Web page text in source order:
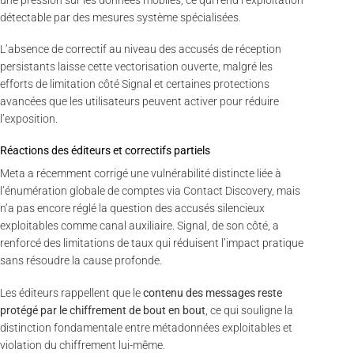
détectable par des mesures système spécialisées.
L’absence de correctif au niveau des accusés de réception
persistants laisse cette vectorisation ouverte, malgré les
efforts de limitation côté Signal et certaines protections
avancées que les utilisateurs peuvent activer pour réduire
l’exposition.
Réactions des éditeurs et correctifs partiels
Meta a récemment corrigé une vulnérabilité distincte liée à
l’énumération globale de comptes via Contact Discovery, mais
n’a pas encore réglé la question des accusés silencieux
exploitables comme canal auxiliaire. Signal, de son côté, a
renforcé des limitations de taux qui réduisent l’impact pratique
sans résoudre la cause profonde.
Les éditeurs rappellent que lecontenu des messages reste
protégé par le chiffrement de bout en bout , ce qui souligne la
distinction fondamentale entre métadonnées exploitables et
violation du chiffrement lui-même.